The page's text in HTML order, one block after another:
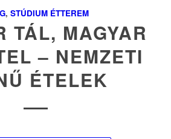
, STÚDIUM ÉTTEREM
TÁL, MAGYAR
– NEMZETI
ÉTELEK